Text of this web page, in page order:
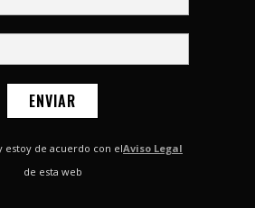
estoy de acuerdo con elAviso Legal
de esta web